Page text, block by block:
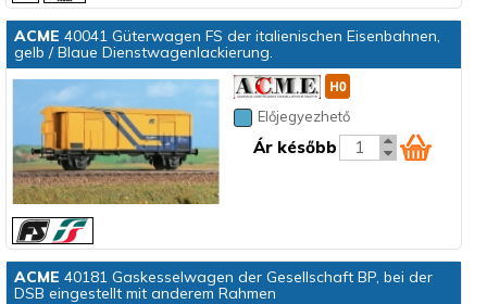
ACME 40041 Güterwagen FS der italienischen Eisenbahnen,
gelb / Blaue Dienstwagenlackierung.
Előjegyezhető
Ár később
ACME 40181 Gaskesselwagen der Gesellschaft BP, bei der
DSB eingestellt mit anderem Rahmen